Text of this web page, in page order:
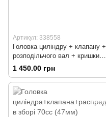
Артикул: 338558
Головка циліндру + клапану +
розподільчого вал + кришки в
зборі 70сс (47мм)
1 450.00 грн